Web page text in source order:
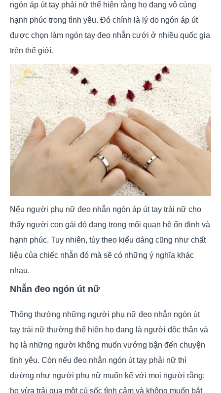
ngón áp út tay phải nữ thể hiện rằng họ đang vô cùng
hạnh phúc trong tình yêu. Đó chính là lý do ngón áp út
được chọn làm ngón tay đeo nhẫn cưới ở nhiều quốc gia
trên thế giới.
Nếu người phụ nữ đeo nhẫn ngón áp út tay trái nữ cho
thấy người con gái đó đang trong mối quan hệ ổn định và
hạnh phúc. Tuy nhiên, tùy theo kiểu dáng cũng như chất
liệu của chiếc nhẫn đó mà sẽ có những ý nghĩa khác
nhau.
Nhẫn đeo ngón út nữ
Thông thường những người phụ nữ đeo nhẫn ngón út
tay trái nữ thường thể hiện họ đang là người độc thân và
họ là những người không muốn vướng bận đến chuyện
tình yêu. Còn nếu đeo nhẫn ngón út tay phải nữ thì
dường như người phụ nữ muốn kể với mọi người rằng:
họ vừa trải qua một cú sốc tình cảm và không muốn bắt